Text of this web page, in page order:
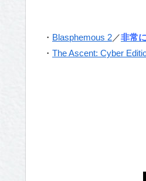
・ Blasphemous 2／非常
・ The Ascent: Cyber